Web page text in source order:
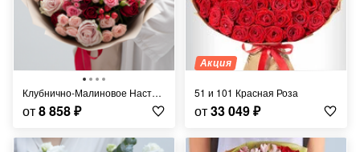
Клубнично-Малиновое Настроение
от8 858₽
Акция
51 и 101 Красная Роза
от33 049₽